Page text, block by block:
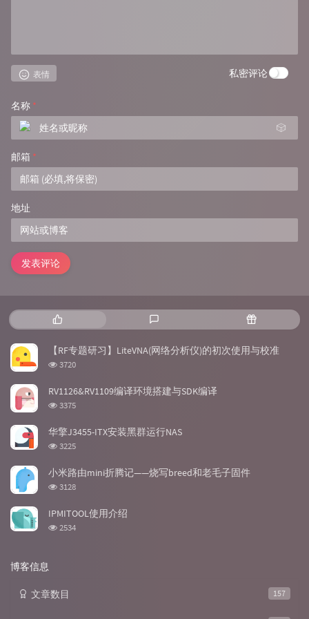
表情 私密评论
名称 *
🎲
邮箱 *
地址
发表评论
热
门
文
新
评
论
随
机
文
章
【RF专题研习】LiteVNA(网络分析仪)的初次使用与校准
浏
次
3720
RV1126&RV1109编译环境搭建与SDK编译
浏
次
数:
3375
华擎J3455-ITX安装黑群运行NAS
浏
次
数:
3225
小米路由mini折腾记——烧写breed和老毛子固件
浏
次
3128
IPMITOOL使用介绍
浏
2534
博客信息
157
文章数目